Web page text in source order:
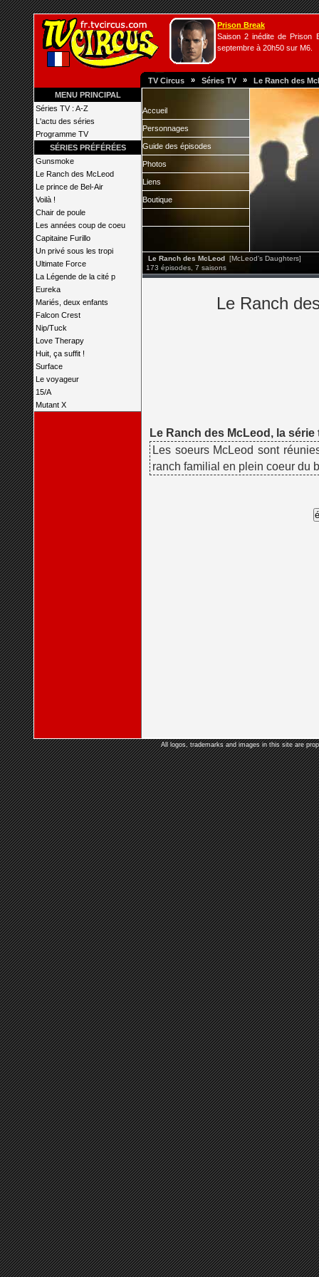
Prison Break
Saison 2 inédite de Prison
septembre à 20h50 sur M6.
TV Circus » Séries TV » Le Ranch des
MENU PRINCIPAL
Séries TV : A-Z
L'actu des séries
Programme TV
SÉRIES PRÉFÉRÉES
Gunsmoke
Le Ranch des McLeod
Le prince de Bel-Air
Voilà !
Chair de poule
Les années coup de coeu
Capitaine Furillo
Un privé sous les tropi
Ultimate Force
La Légende de la cité p
Eureka
Mariés, deux enfants
Falcon Crest
Nip/Tuck
Love Therapy
Huit, ça suffit !
Surface
Le voyageur
15/A
Mutant X
Accueil
Personnages
Guide des épisodes
Photos
Liens
Boutique
Le Ranch des McLeod [McLeod’s Daughters]
173 épisodes, 7 saisons
Le Ranch
Le Ranch des McLeod, la série
Les soeurs McLeod sont
ranch familial en plein coeur du
All logos, trademarks and images in this site are